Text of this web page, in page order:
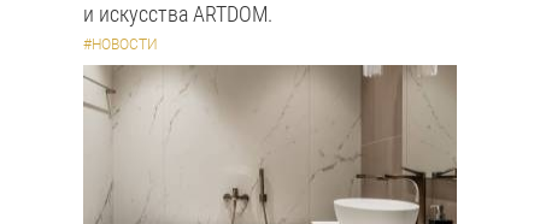
и искусства ARTDOM.
#НОВОСТИ